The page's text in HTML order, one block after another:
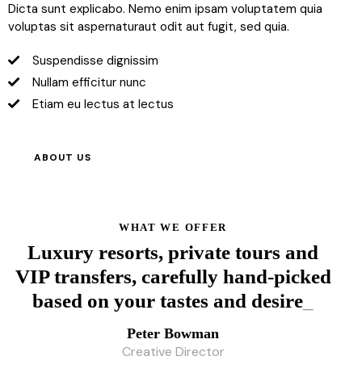
Dicta sunt explicabo. Nemo enim ipsam voluptatem quia
voluptas sit aspernaturaut odit aut fugit, sed quia.
Suspendisse dignissim
Nullam efficitur nunc
Etiam eu lectus at lectus
ABOUT US
WHAT WE OFFER
Luxury resorts, private tours and
VIP transfers, carefully hand-picked
based on your tastes and budget
Peter Bowman
Creative Director